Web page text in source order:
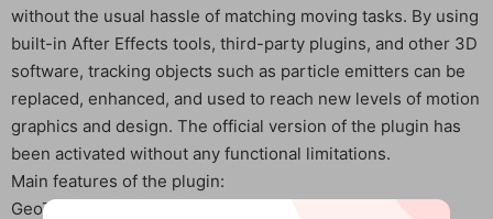
without the usual hassle of matching moving tasks. By using
built-in After Effects tools, third-party plugins, and other 3D
software, tracking objects such as particle emitters can be
replaced, enhanced, and used to reach new levels of motion
graphics and design. The official version of the plugin has
been activated without any functional limitations.
Main features of the plugin:
GeoTracker can load custom 3D models and track them